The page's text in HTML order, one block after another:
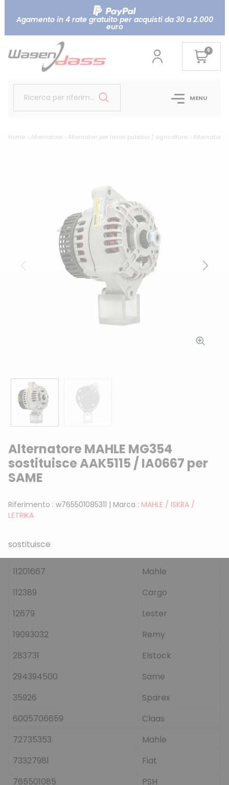
Agamento in 4 rate gratuito per acquisti da 30 a 2.000
euro
0
Ricerca per riferimento... MENU
Home Alternatore Alternatori per lavori pubblici / agricoltura Alternatore
Precedente
Alternatore MAHLE MG354
sostituisce AAK5115 / IA0667 per
SAME
Riferimento : w765501085311 | Marca : MAHLE / ISKRA /
LETRIKA
sostituisce
11201667
Mahle
112389
Cargo
12679
Lester
19093032
Remy
283731
Elstock
294394500
Same
35926
Sparex
6005706659
Claas
72735353
Mahle
73327981
Fiat
765501085
PSH